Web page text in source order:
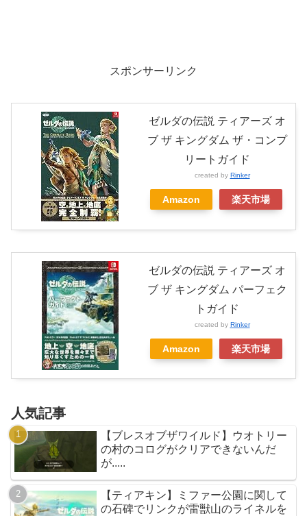
スポンサーリンク
ゼルダの伝説 ティアーズ オ
ブ ザ キングダム ザ・コンプ
リートガイド
created by Rinker
Amazon 楽天市場
ゼルダの伝説 ティアーズ オ
ブ ザ キングダム パーフェク
トガイド
created by Rinker
Amazon 楽天市場
人気記事
【ブレスオブザワイルド】ウオトリー
の村のコログがクリアできないんだ
が.....
【ティアキン】ミファー公園に関して
の石碑でリンクが雷獣山のライネルを